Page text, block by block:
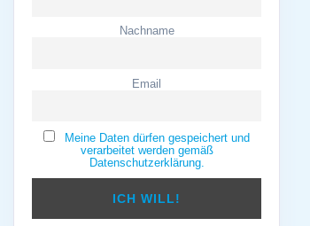
Nachname
Email
Meine Daten dürfen gespeichert und
verarbeitet werden gemäß
Datenschutzerklärung.